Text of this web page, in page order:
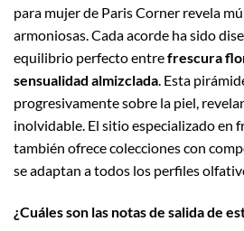
para mujer de Paris Corner revela
armoniosas. Cada acorde ha sido
equilibrio perfecto entrefrescura
sensualidad almizclada. Esta
progresivamente sobre la piel,
inolvidable. El sitio especializado en
también ofrece colecciones con
se adaptan a todos los perfiles
¿Cuáles son las notas de salida de